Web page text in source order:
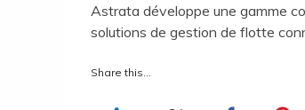
Astrata développe une gamme
solutions de gestion de flotte
Share this...